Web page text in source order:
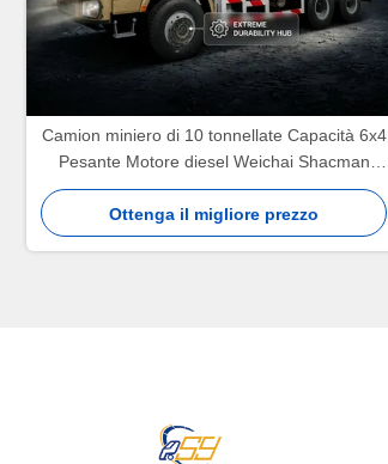
Camion miniero di 10 tonnellate Capacità 6x4
Pesante Motore diesel Weichai Shacman
X3000 Veicolo di ribaltamento
Ottenga il migliore prezzo